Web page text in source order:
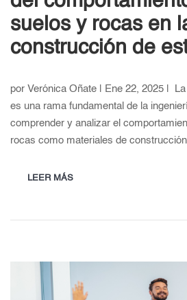
suelos y rocas en
construcción de
por Verónica Oñate | Ene 22, 2025 |
es una rama fundamental de la
comprender y analizar el
rocas como materiales de
LEER MÁS